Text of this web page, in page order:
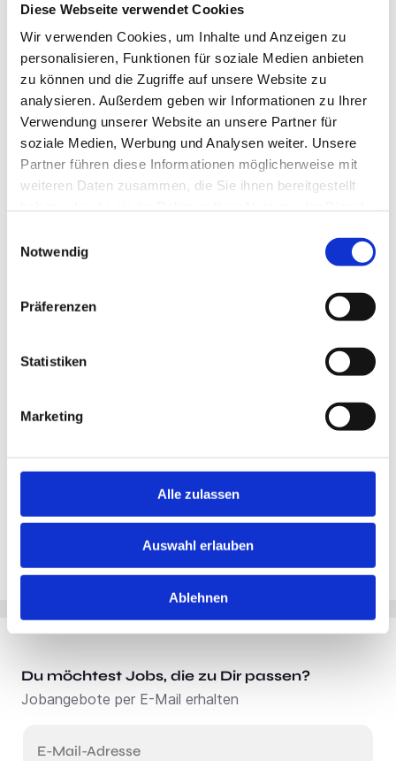
Diese Webseite verwendet Cookies
Wir verwenden Cookies, um Inhalte und Anzeigen zu
personalisieren, Funktionen für soziale Medien anbieten
zu können und die Zugriffe auf unsere Website zu
analysieren. Außerdem geben wir Informationen zu Ihrer
Verwendung unserer Website an unsere Partner für
soziale Medien, Werbung und Analysen weiter. Unsere
Partner führen diese Informationen möglicherweise mit
weiteren Daten zusammen, die Sie ihnen bereitgestellt
Notwendig
Präferenzen
Statistiken
Marketing
Alle zulassen
Auswahl erlauben
Ablehnen
Einfühlungsvermögen und hohe soziale Kompetenz
sowie Kommunikationsstärke und
Deutsche Approbation
Bewerbung & Rückfragen:
Wir freuen uns auf Ihre
Bewerbung (Lebenslauf) und über Ihre Rückfragen:
Jetzt bewerben!.
Standort:
Du möchtest Jobs, die zu Dir passen?
Jobangebote per E-Mail erhalten
E-Mail-Adresse